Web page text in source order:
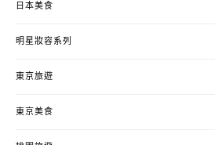
日本美食
明星妝容系列
東京旅遊
東京美食